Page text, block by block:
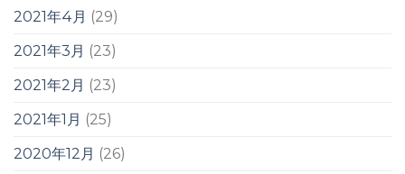
2021年4月 (29)
2021年3月 (23)
2021年2月 (23)
2021年1月 (25)
2020年12月 (26)